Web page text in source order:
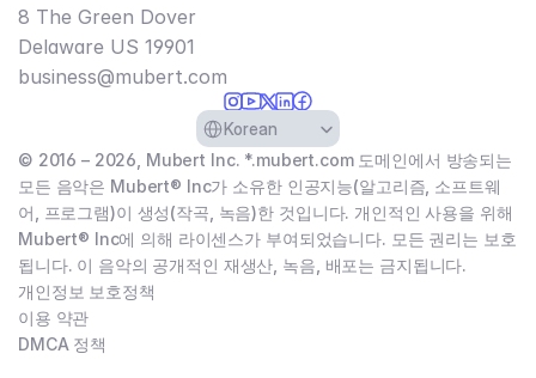
8 The Green Dover
Delaware US 19901​
business@mubert.com
Select Language
Korean
© 2016 – 2026, Mubert Inc. *.mubert.com 도메인에서 방송되는
모든 음악은 Mubert® Inc가 소유한 인공지능(알고리즘, 소프트웨
어, 프로그램)이 생성(작곡, 녹음)한 것입니다. 개인적인 사용을 위해
Mubert® Inc에 의해 라이센스가 부여되었습니다. 모든 권리는 보호
됩니다. 이 음악의 공개적인 재생산, 녹음, 배포는 금지됩니다.
개인정보 보호정책
이용 약관
DMCA 정책